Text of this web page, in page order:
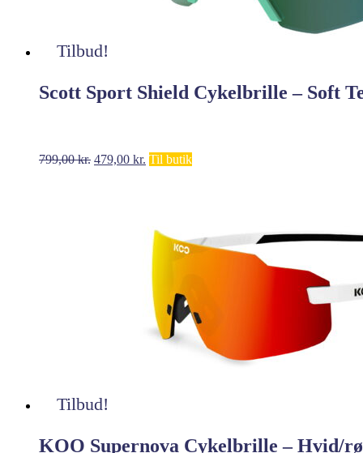
Tilbud!
Scott Sport Shield Cykelbrille – Soft
799,00kr. Den
479,00 kr. Den
Til butik
Tilbud!
KOO Supernova Cykelbrille – Hvid/